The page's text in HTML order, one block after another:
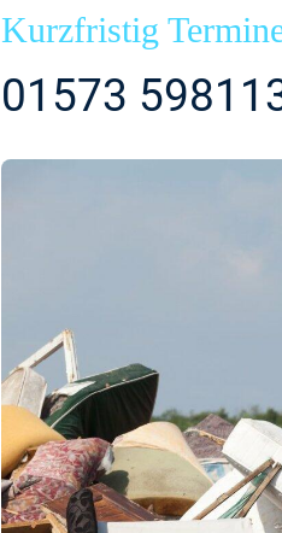
Kurzfristig
01573